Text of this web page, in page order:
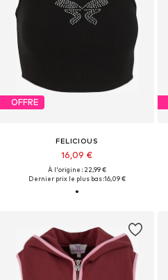
OFFRE
FELICIOUS
16,09 €
À l'origine : 22,99 €
Dernier prix le plus bas :16,09 €